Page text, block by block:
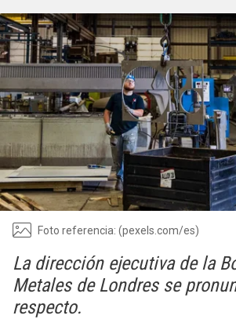
Foto referencia: (pexels.com/es)
La dirección ejecutiva de la
Metales de Londres se
respecto.